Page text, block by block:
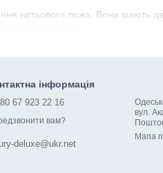
нігтьового ложа. Вони мають
лопатки та тримера в одному
термін служби та стійкість до
використанні.
інформація
67 923 22 16
вам?
deluxe@ukr.net
вул.
Мапа